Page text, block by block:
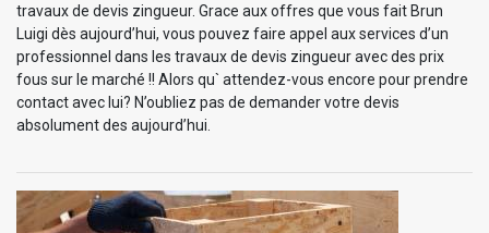
travaux de devis zingueur. Grace aux offres que vous fait Brun
Luigi dès aujourd’hui, vous pouvez faire appel aux services d’un
professionnel dans les travaux de devis zingueur avec des prix
fous sur le marché !! Alors qu` attendez-vous encore pour prendre
contact avec lui? N’oubliez pas de demander votre devis
absolument des aujourd’hui.